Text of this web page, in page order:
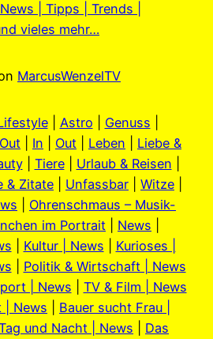
| Tipps | Trends |
vieles mehr…
MarcusWenzelTV
| Astro Genuss
In Out Leben
Liebe &
| Tiere| Urlaub & Reisen
& Zitate Unfassbar Witze
Ohrenschmaus – Musik-
im Portrait
News
Kultur | News
Kurioses |
Politik & Wirtschaft | News
| News
TV & Film | News
| News
Bauer sucht Frau |
und Nacht | News
Das